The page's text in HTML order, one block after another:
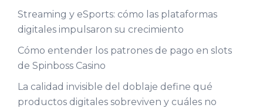
Streaming y eSports: cómo las plataformas
digitales impulsaron su crecimiento
Cómo entender los patrones de pago en slots
de Spinboss Casino
La calidad invisible del doblaje define qué
productos digitales sobreviven y cuáles no